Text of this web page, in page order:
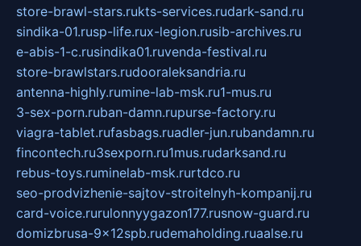
store-brawl-stars.rukts-services.rudark-sand.ru
sindika-01.rusp-life.rux-legion.rusib-archives.ru
e-abis-1-c.rusindika01.ruvenda-festival.ru
store-brawlstars.rudooraleksandria.ru
antenna-highly.rumine-lab-msk.ru1-mus.ru
3-sex-porn.ruban-damn.rupurse-factory.ru
viagra-tablet.rufasbags.ruadler-jun.rubandamn.ru
fincontech.ru3sexporn.ru1mus.rudarksand.ru
rebus-toys.ruminelab-msk.rurtdco.ru
seo-prodvizhenie-sajtov-stroitelnyh-kompanij.ru
card-voice.rurulonnyygazon177.rusnow-guard.ru
domizbrusa-9x12spb.rudemaholding.ruaalse.ru